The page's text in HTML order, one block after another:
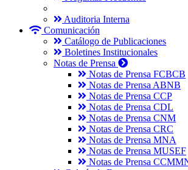
Auditoria Interna
Comunicación
Catálogo de Publicaciones
Boletines Institucionales
Notas de Prensa
Notas de Prensa FCBCB
Notas de Prensa ABNB
Notas de Prensa CCP
Notas de Prensa CDL
Notas de Prensa CNM
Notas de Prensa CRC
Notas de Prensa MNA
Notas de Prensa MUSEF
Notas de Prensa